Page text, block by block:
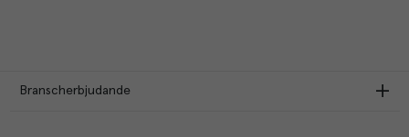
Branscherbjudande